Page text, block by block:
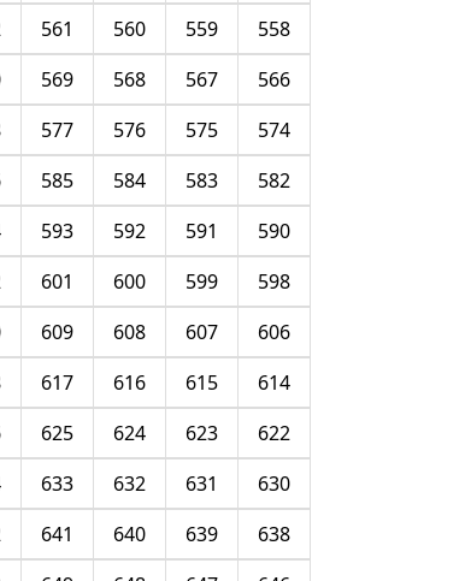
558
559
560
561
566
567
568
569
574
575
576
577
582
583
584
585
590
591
592
593
598
599
600
601
606
607
608
609
614
615
616
617
622
623
624
625
630
631
632
633
638
639
640
641